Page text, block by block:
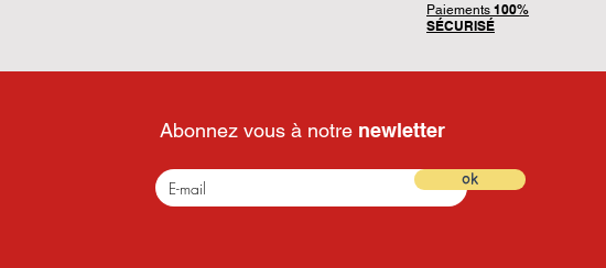
Paiements 100%
SÉCURISÉ
ok
Abonnez vous à notre newletter